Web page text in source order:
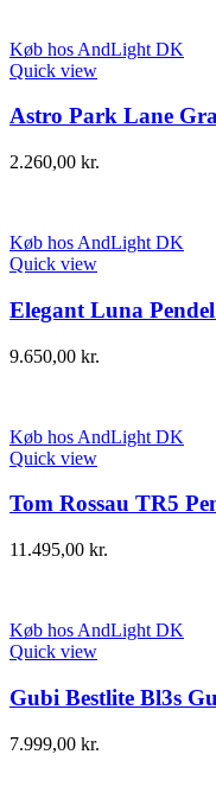
Køb hos AndLight DK
Quick view
Astro Park Lane
2.260,00 kr.
Køb hos AndLight DK
Quick view
Elegant Luna
9.650,00 kr.
Køb hos AndLight DK
Quick view
Tom Rossau TR5
11.495,00 kr.
Køb hos AndLight DK
Quick view
Gubi Bestlite Bl3s
7.999,00 kr.